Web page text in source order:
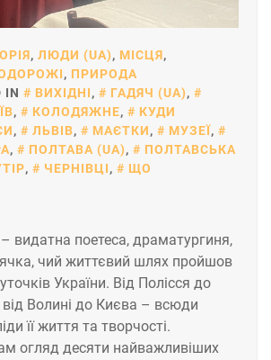
, ЛЮДИ (UA), МІСЦЯ,
, ПРИРОДА
IN ВИХІДНІ, ГАДЯЧ (UA),
, КОЛОДЯЖНЕ,
КУДИ
, ЛЬВІВ, МАЄТКИ, МУЗЕЇ,
, ПОЛТАВА (UA),
ПОЛТАВСЬКА
, ЧЕРНІВЦІ,
ЩО
видатна поетеса, драматургиня,
чий життєвий шлях пройшов
України. Від Полісся до
Волині до Києва – всюди
її життя та творчості.
огляд десяти найважливіших